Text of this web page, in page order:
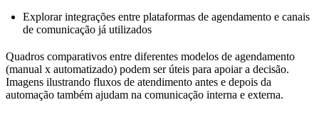
Explorar integrações entre plataformas de agendamento e canais
de comunicação já utilizados
Quadros comparativos entre diferentes modelos de agendamento
(manual x automatizado) podem ser úteis para apoiar a decisão.
Imagens ilustrando fluxos de atendimento antes e depois da
automação também ajudam na comunicação interna e externa.